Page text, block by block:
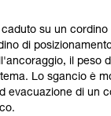
su un
di
il peso
Lo sgancio è
evacuazione di un